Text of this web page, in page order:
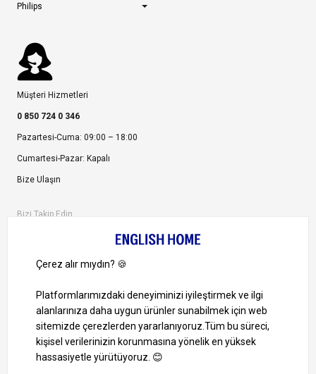
Philips
Müşteri Hizmetleri
0 850 724 0 346
Pazartesi-Cuma: 09:00 – 18:00
Cumartesi-Pazar: Kapalı
Bize Ulaşın
Bizi Takip Edin
1000 TL ve Üzeri Alışverişlerinizde Kargo Bedava!